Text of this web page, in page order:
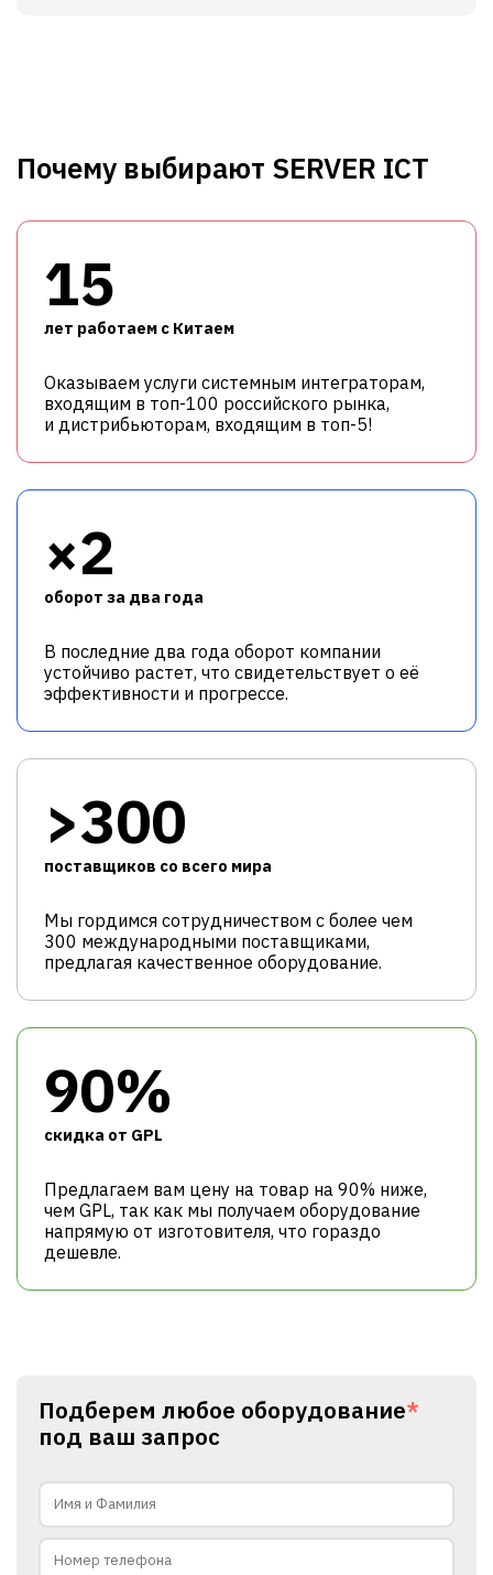
Почему выбирают SERVER ICT
15
лет работаем с Китаем
Оказываем услуги системным интеграторам,
входящим в топ-100 российского рынка,
и дистрибьюторам, входящим в топ-5!
×2
оборот за два года
В последние два года оборот компании
устойчиво растет, что свидетельствует о её
эффективности и прогрессе.
>300
поставщиков со всего мира
Мы гордимся сотрудничеством с более чем
300 международными поставщиками,
предлагая качественное оборудование.
90%
cкидка от GPL
Предлагаем вам цену на товар на 90% ниже,
чем GPL, так как мы получаем оборудование
напрямую от изготовителя, что гораздо
дешевле.
Подберем любое оборудование*
под ваш запрос